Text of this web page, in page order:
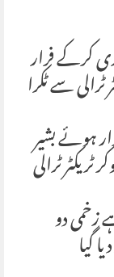
کرکے فرار
سے ٹکرا
ہوئے بشیر
ٹرالی
زخمی دو
گیا